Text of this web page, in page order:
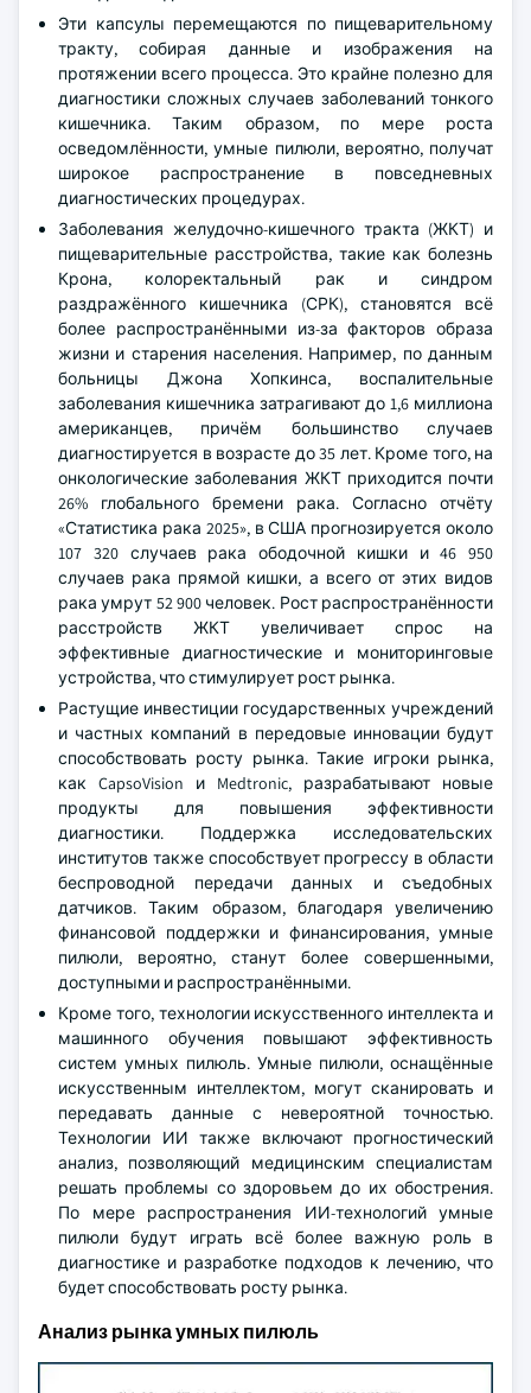
Эти капсулы перемещаются по пищеварительному
тракту, собирая данные и изображения на
протяжении всего процесса. Это крайне полезно для
диагностики сложных случаев заболеваний тонкого
кишечника. Таким образом, по мере роста
осведомлённости, умные пилюли, вероятно, получат
широкое распространение в повседневных
диагностических процедурах.
Заболевания желудочно-кишечного тракта (ЖКТ) и
пищеварительные расстройства, такие как болезнь
Крона, колоректальный рак и синдром
раздражённого кишечника (СРК), становятся всё
более распространёнными из-за факторов образа
жизни и старения населения. Например, по данным
больницы Джона Хопкинса, воспалительные
заболевания кишечника затрагивают до 1,6 миллиона
американцев, причём большинство случаев
диагностируется в возрасте до 35 лет. Кроме того, на
онкологические заболевания ЖКТ приходится почти
26% глобального бремени рака. Согласно отчёту
«Статистика рака 2025», в США прогнозируется около
107 320 случаев рака ободочной кишки и 46 950
случаев рака прямой кишки, а всего от этих видов
рака умрут 52 900 человек. Рост распространённости
расстройств ЖКТ увеличивает спрос на
эффективные диагностические и мониторинговые
устройства, что стимулирует рост рынка.
Растущие инвестиции государственных учреждений
и частных компаний в передовые инновации будут
способствовать росту рынка. Такие игроки рынка,
как CapsoVision и Medtronic, разрабатывают новые
продукты для повышения эффективности
диагностики. Поддержка исследовательских
институтов также способствует прогрессу в области
беспроводной передачи данных и съедобных
датчиков. Таким образом, благодаря увеличению
финансовой поддержки и финансирования, умные
пилюли, вероятно, станут более совершенными,
доступными и распространёнными.
Кроме того, технологии искусственного интеллекта и
машинного обучения повышают эффективность
систем умных пилюль. Умные пилюли, оснащённые
искусственным интеллектом, могут сканировать и
передавать данные с невероятной точностью.
Технологии ИИ также включают прогностический
анализ, позволяющий медицинским специалистам
решать проблемы со здоровьем до их обострения.
По мере распространения ИИ-технологий умные
пилюли будут играть всё более важную роль в
диагностике и разработке подходов к лечению, что
будет способствовать росту рынка.
Анализ рынка умных пилюль